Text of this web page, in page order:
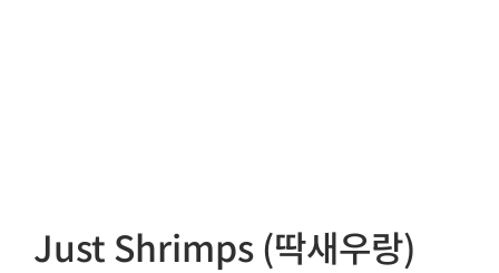
Just Shrimps (딱새우랑)